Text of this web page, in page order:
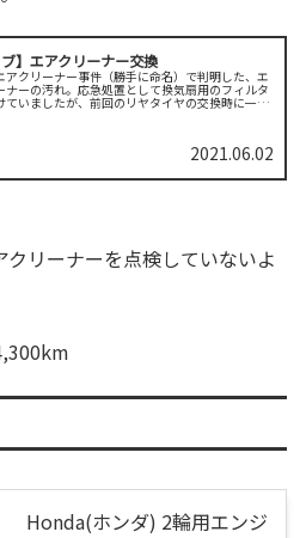
ブ】エアクリーナー交換
アクリーナー事件（勝手に命名）で判明した、エ
ナーの汚れ。応急処置として換気扇用のフィルタ
ていましたが、前回のリヤタイヤの交換時に一緒
2021.06.02
クリーナーを点検していないよ
Honda(ホンダ) 2輪用エンジ